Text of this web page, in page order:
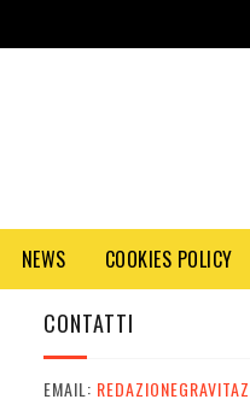
NEWS COOKIES POLICY
CONTATTI
EMAIL: